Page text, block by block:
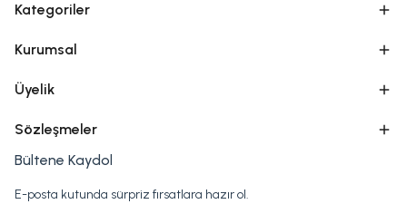
Kategoriler
Kurumsal
Üyelik
Sözleşmeler
Bültene Kaydol
E-posta kutunda sürpriz fırsatlara hazır ol.